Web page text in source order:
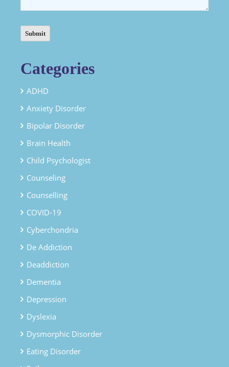
Categories
ADHD
Anxiety Disorder
Bipolar Disorder
Brain Health
Child Psychologist
Counseling
Counselling
COVID-19
Cyberchondria
De Addiction
Deaddiction
Dementia
Depression
Dyslexia
Dysmorphic Disorder
Eating Disorder